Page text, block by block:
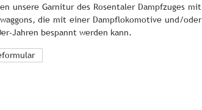
unsere Garnitur des Rosentaler Dampfzuges mit
die mit einer Dampflokomotive und/oder
Jahren bespannt werden kann.